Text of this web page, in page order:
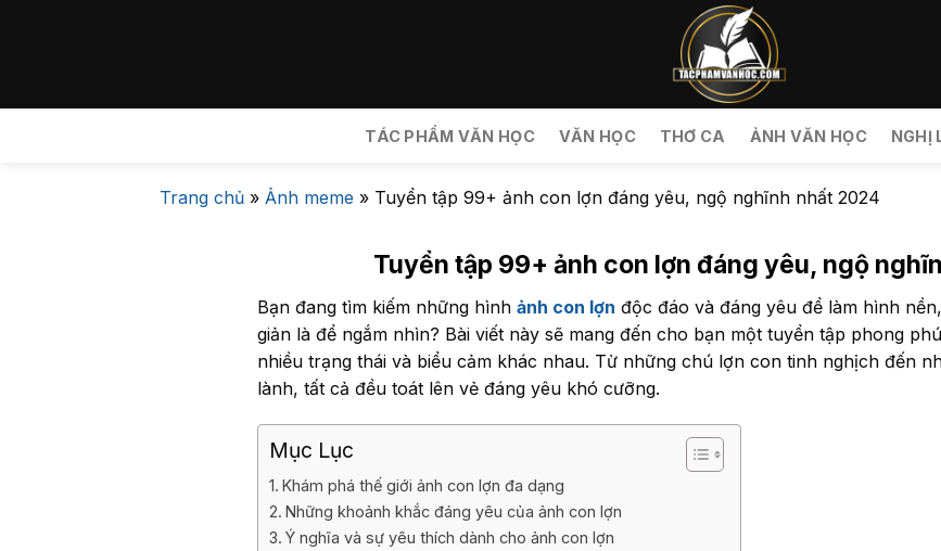
TÁC PHẨM VĂN HỌC VĂN HỌC THƠ CA ẢNH VĂN HỌC NGHỊ
Trang chủ » Ảnh meme » Tuyển tập 99+ ảnh con lợn đáng yêu, ngộ nghĩnh nhất 2024
Tuyển tập 99+ ảnh con lợn đáng yêu, ngộ
Bạn đang tìm kiếm những hình ảnh con lợn độc đáo và đáng yêu để làm hình
giản là để ngắm nhìn? Bài viết này sẽ mang đến cho bạn một tuyển tập phong
nhiều trạng thái và biểu cảm khác nhau. Từ những chú lợn con tinh nghịch đến
lành, tất cả đều toát lên vẻ đáng yêu khó cưỡng.
Mục Lục
Khám phá thế giới ảnh con lợn đa dạng
Những khoảnh khắc đáng yêu của ảnh con lợn
Ý nghĩa và sự yêu thích dành cho ảnh con lợn